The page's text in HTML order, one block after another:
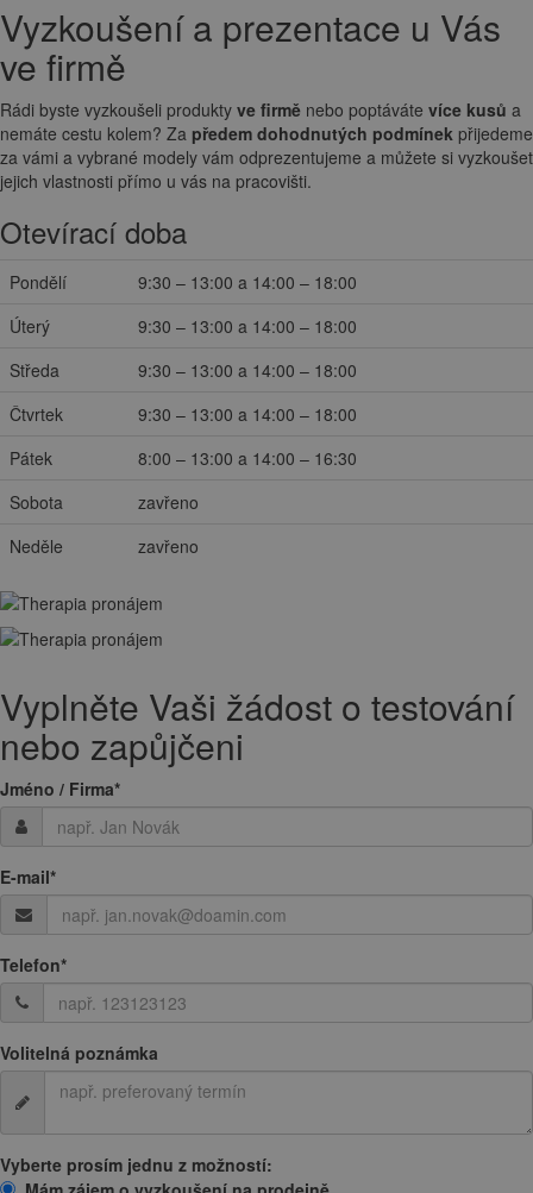
Vyzkoušení a prezentace u Vás
ve firmě
Rádi byste vyzkoušeli produkty ve firmě nebo poptáváte více kusů a
nemáte cestu kolem? Za předem dohodnutých podmínek přijedeme
za vámi a vybrané modely vám odprezentujeme a můžete si vyzkoušet
jejich vlastnosti přímo u vás na pracovišti.
Otevírací doba
Pondělí
9:30 – 13:00 a 14:00 – 18:00
Úterý
9:30 – 13:00 a 14:00 – 18:00
Středa
9:30 – 13:00 a 14:00 – 18:00
Čtvrtek
9:30 – 13:00 a 14:00 – 18:00
Pátek
8:00 – 13:00 a 14:00 – 16:30
Sobota
zavřeno
Neděle
zavřeno
Vyplněte Vaši žádost o testování
nebo zapůjčeni
Jméno / Firma*
E-mail*
Telefon*
Volitelná poznámka
Vyberte prosím jednu z možností: